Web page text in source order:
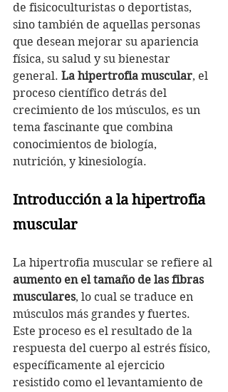
de fisicoculturistas o deportistas,
sino también de aquellas personas
que desean mejorar su apariencia
física, su salud y su bienestar
general. La hipertrofia muscular, el
proceso científico detrás del
crecimiento de los músculos, es un
tema fascinante que combina
conocimientos de biología,
nutrición, y kinesiología.
Introducción a la hipertrofia
muscular
La hipertrofia muscular se refiere al
aumento en el tamaño de las fibras
musculares, lo cual se traduce en
músculos más grandes y fuertes.
Este proceso es el resultado de la
respuesta del cuerpo al estrés físico,
específicamente al ejercicio
resistido como el levantamiento de